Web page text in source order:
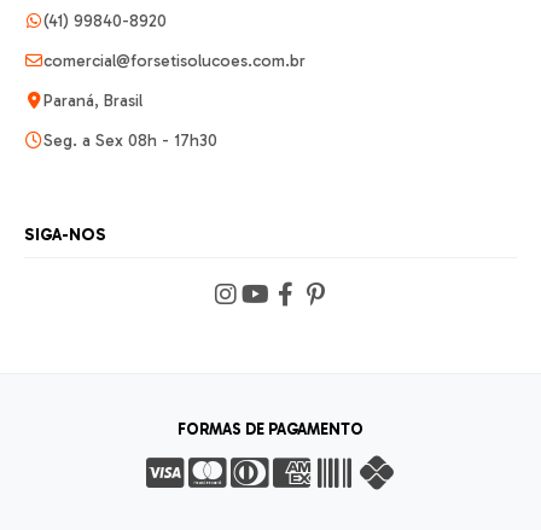
(41) 99840-8920
comercial@forsetisolucoes.com.br
Paraná, Brasil
Seg. a Sex 08h - 17h30
SIGA-NOS
FORMAS DE PAGAMENTO